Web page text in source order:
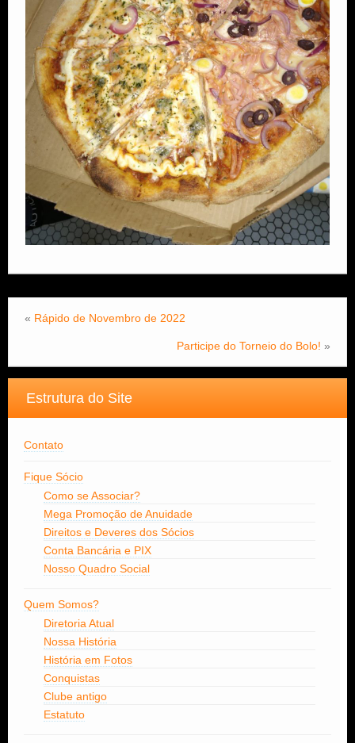
« Rápido de Novembro de 2022
Participe do Torneio do Bolo! »
Estrutura do Site
Contato
Fique Sócio
Como se Associar?
Mega Promoção de Anuidade
Direitos e Deveres dos Sócios
Conta Bancária e PIX
Nosso Quadro Social
Quem Somos?
Diretoria Atual
Nossa História
História em Fotos
Conquistas
Clube antigo
Estatuto